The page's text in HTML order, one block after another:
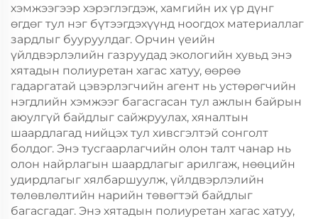
хэмжээгээр хэрэглэгдэж, хамгийн их үр дүнг
өгдөг тул нэг бүтээгдэхүүнд ноогдох материаллаг
зардлыг бууруулдаг. Орчин үеийн
үйлдвэрлэлийн газруудад экологийн хувьд энэ
хятадын полиуретан хагас хатуу, өөрөө
гадаргатай цэвэрлэгчийн агент нь устөрөгчийн
нэгдлийн хэмжээг багасгасан тул ажлын байрын
аюулгүй байдлыг сайжруулах, хяналтын
шаардлагад нийцэх тул хивсгэлтэй сонголт
болдог. Энэ тусгаарлагчийн олон талт чанар нь
олон найрлагын шаардлагыг арилгаж, нөөцийн
удирдлагыг хялбаршуулж, үйлдвэрлэлийн
төлөвлөлтийн нарийн төвөгтэй байдлыг
багасгадаг. Энэ хятадын полиуретан хагас хатуу,